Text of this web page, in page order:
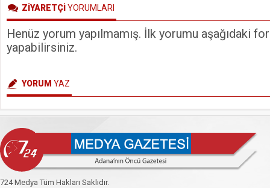
ZİYARETÇİYORUMLARI
Henüz yorum yapılmamış. İlk yorumu aşağıdaki
yapabilirsiniz.
YORUM YAZ
724 Medya Tüm Hakları Saklıdır.